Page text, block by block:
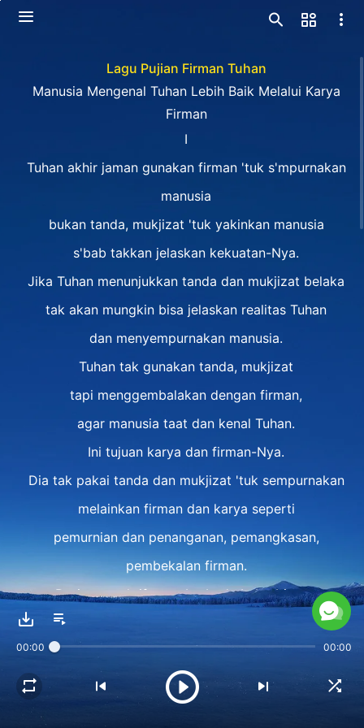
Lagu Pujian Firman Tuhan
Manusia Mengenal Tuhan Lebih Baik Melalui Karya
Firman
I
Tuhan akhir jaman gunakan firman 'tuk s'mpurnakan
manusia
bukan tanda, mukjizat 'tuk yakinkan manusia
s'bab takkan jelaskan kekuatan-Nya.
Jika Tuhan menunjukkan tanda dan mukjizat belaka
tak akan mungkin bisa jelaskan realitas Tuhan
dan menyempurnakan manusia.
Tuhan tak gunakan tanda, mukjizat
tapi menggembalakan dengan firman,
agar manusia taat dan kenal Tuhan.
Ini tujuan karya dan firman-Nya.
Dia tak pakai tanda dan mukjizat 'tuk sempurnakan
melainkan firman dan karya seperti
pemurnian dan penanganan, pemangkasan,
pembekalan firman.
Dari perspektif yang berbeda Ia berbicara,
hikmat, keajaiban Tuhan.
II
Kini karya-Nya karya nyata
00:00 00:00